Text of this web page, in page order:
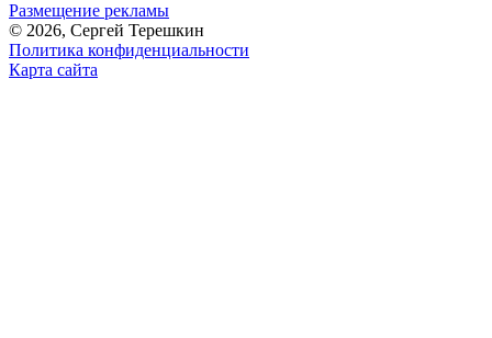
Размещение рекламы
© 2026, Сергей Терешкин
Политика конфиденциальности
Карта сайта